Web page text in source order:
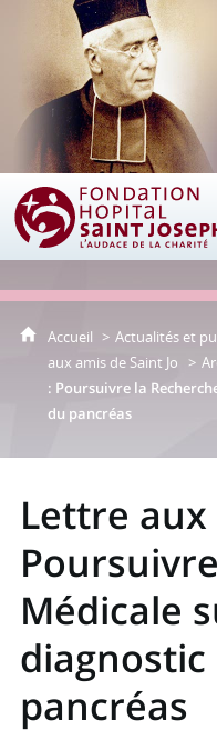
Fondation
Accueil Actualités et
aux amis de Saint Jo
: Poursuivre la
du pancréas
Lettre aux
Médicale
pancréas